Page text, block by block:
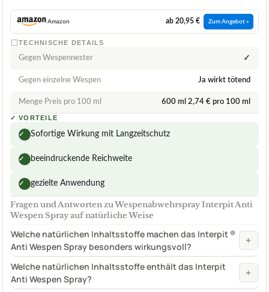
Amazon ab 20,95 € Zum Angebot »
TECHNISCHE DETAILS
Gegen Wespennester ✓
Gegen einzelne Wespen Ja wirkt tötend
Menge Preis pro 100 ml 600 ml 2,74 € pro 100 ml
✓ VORTEILE
✓ Sofortige Wirkung mit Langzeitschutz
✓ beeindruckende Reichweite
✓ gezielte Anwendung
Fragen und Antworten zu Wespenabwehrspray Interpit Anti
Wespen Spray auf natürliche Weise
Welche natürlichen Inhaltsstoffe machen das Interpit ®
Anti Wespen Spray besonders wirkungsvoll?
+
Welche natürlichen Inhaltsstoffe enthält das Interpit
Anti Wespen Spray?
+